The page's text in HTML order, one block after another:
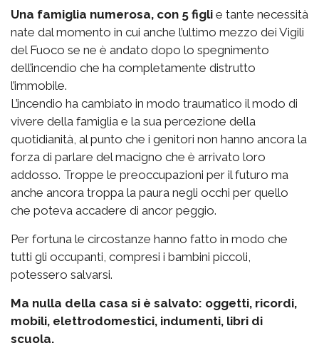
Una famiglia numerosa, con 5 figli e tante necessità
nate dal momento in cui anche l’ultimo mezzo dei Vigili
del Fuoco se ne è andato dopo lo spegnimento
dell’incendio che ha completamente distrutto
l’immobile.
L’incendio ha cambiato in modo traumatico il modo di
vivere della famiglia e la sua percezione della
quotidianità, al punto che i genitori non hanno ancora la
forza di parlare del macigno che è arrivato loro
addosso. Troppe le preoccupazioni per il futuro ma
anche ancora troppa la paura negli occhi per quello
che poteva accadere di ancor peggio.
Per fortuna le circostanze hanno fatto in modo che
tutti gli occupanti, compresi i bambini piccoli,
potessero salvarsi.
Ma nulla della casa si è salvato: oggetti, ricordi,
mobili, elettrodomestici, indumenti, libri di
scuola.